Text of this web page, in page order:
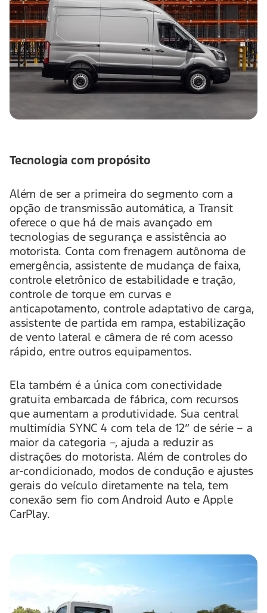
Tecnologia com propósito
Além de ser a primeira do segmento com a
opção de transmissão automática, a Transit
oferece o que há de mais avançado em
tecnologias de segurança e assistência ao
motorista. Conta com frenagem autônoma de
emergência, assistente de mudança de faixa,
controle eletrônico de estabilidade e tração,
controle de torque em curvas e
anticapotamento, controle adaptativo de carga,
assistente de partida em rampa, estabilização
de vento lateral e câmera de ré com acesso
rápido, entre outros equipamentos.
Ela também é a única com conectividade
gratuita embarcada de fábrica, com recursos
que aumentam a produtividade. Sua central
multimídia SYNC 4 com tela de 12” de série – a
maior da categoria –, ajuda a reduzir as
distrações do motorista. Além de controles do
ar-condicionado, modos de condução e ajustes
gerais do veículo diretamente na tela, tem
conexão sem fio com Android Auto e Apple
CarPlay.